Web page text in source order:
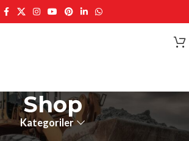
Shop
Kategoriler
120 sonuçtan 1-12 arası gösteriliyor